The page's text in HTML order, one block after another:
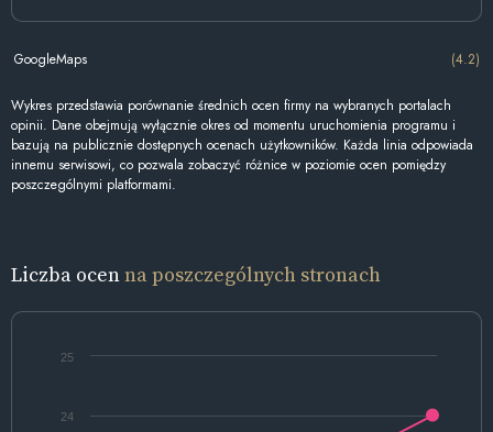
GoogleMaps (4.2)
Wykres przedstawia porównanie średnich ocen firmy na wybranych portalach
opinii. Dane obejmują wyłącznie okres od momentu uruchomienia programu i
bazują na publicznie dostępnych ocenach użytkowników. Każda linia odpowiada
innemu serwisowi, co pozwala zobaczyć różnice w poziomie ocen pomiędzy
poszczególnymi platformami.
Liczba ocenna poszczególnych stronach
24
25